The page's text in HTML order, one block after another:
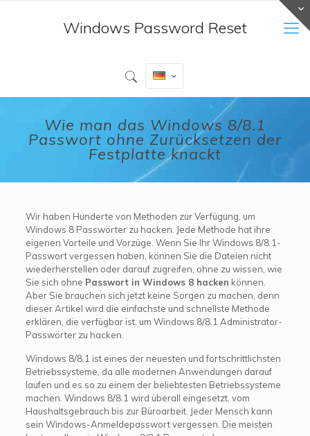
Windows Password Reset
Wie man das Windows 8/8.1
Passwort ohne Zurücksetzen der
Festplatte knackt
Wir haben Hunderte von Methoden zur Verfügung, um
Windows 8 Passwörter zu hacken. Jede Methode hat ihre
eigenen Vorteile und Vorzüge. Wenn Sie Ihr Windows 8/8.1-
Passwort vergessen haben, können Sie die Dateien nicht
wiederherstellen oder darauf zugreifen, ohne zu wissen, wie
Sie sich ohne Passwort in Windows 8 hacken können.
Aber Sie brauchen sich jetzt keine Sorgen zu machen, denn
dieser Artikel wird die einfachste und schnellste Methode
erklären, die verfügbar ist, um Windows 8/8.1 Administrator-
Passwörter zu hacken.
Windows 8/8.1 ist eines der neuesten und fortschrittlichsten
Betriebssysteme, da alle modernen Anwendungen darauf
laufen und es so zu einem der beliebtesten Betriebssysteme
machen. Windows 8/8.1 wird überall eingesetzt, vom
Haushaltsgebrauch bis zur Büroarbeit. Jeder Mensch kann
sein Windows-Anmeldepasswort vergessen. Die meisten